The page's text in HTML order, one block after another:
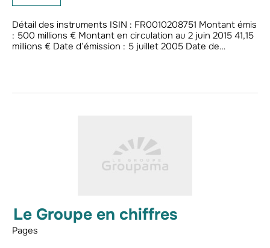
Détail des instruments ISIN : FR0010208751 Montant émis
: 500 millions € Montant en circulation au 2 juin 2015 41,15
millions € Date d’émission : 5 juillet 2005 Date de…
Le Groupe en chiffres
Pages